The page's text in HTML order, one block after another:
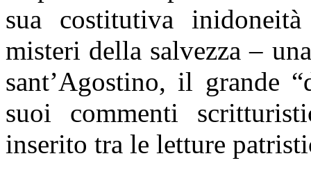
sua costitutiva
misteri della salvezza –
sant’Agostino, il grande
suoi commenti
inserito tra le letture